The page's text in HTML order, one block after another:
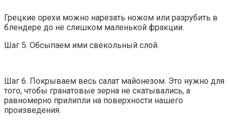
Грецкие орехи можно нарезать ножом или разрубить в
блендере до не слишком маленькой фракции.
Шаг 5. Обсыпаем ими свекольный слой.
Шаг 6. Покрываем весь салат майонезом. Это нужно для
того, чтобы гранатовые зерна не скатывались, а
равномерно прилипли на поверхности нашего
произведения.